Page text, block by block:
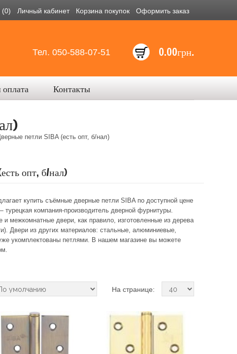
(0) Личный кабинет Корзина покупок Оформить заказ
Тел. 050-588-07-51 0.00грн.
Контакты
петли SIBA (есть опт, б/нал)
опт, б/нал)
купить съёмные дверные петли SIBA по доступной цене
компания-производитель дверной фурнитуры.
межкомнатные двери, как правило, изготовленные из дерева
Двери из других материалов: стальные, алюминиевые,
укомплектованы петлями. В нашем магазине вы можете
На странице: